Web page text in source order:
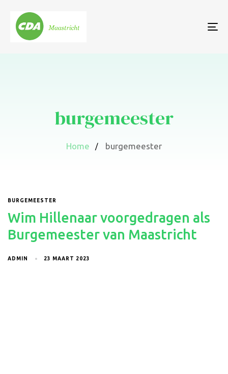
burgemeester
Home burgemeester
BURGEMEESTER
Wim Hillenaar voorgedragen als
Burgemeester van Maastricht
ADMIN 23 MAART 2023